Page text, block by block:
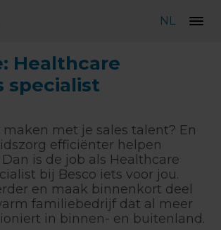
NL
Healthcare
specialist
met je sales talent? En
efficiënter helpen
is de job als Healthcare
bij Besco iets voor jou.
en maak binnenkort deel
familiebedrijf dat al meer
in binnen- en buitenland.